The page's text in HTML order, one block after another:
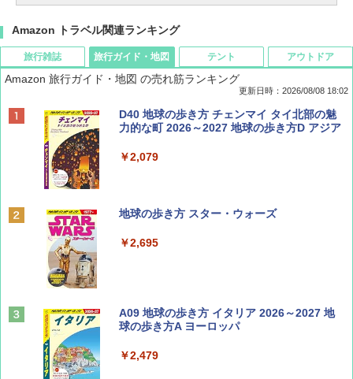
Amazon トラベル関連ランキング
旅行雑誌
BE-PAL(ビ-パル) 2026年 9 月号【特別付録:
SOTO ミニマル"旅"財布 ランダム2種】
￥1,500
ディズニーファン ２０２６年 ９月号 [雑
山と溪谷 2026年8月号「南アルプス大全」
旅行ガイド・地図
Amazon 旅行ガイド・地図 の売れ筋ランキング
更新日時：2026/08/08 18:02
D40 地球の歩き方 チェンマイ タイ北部の魅
力的な町 2026～2027 地球の歩き方D アジア
￥2,079
地球の歩き方 スター・ウォーズ
￥2,695
A09 地球の歩き方 イタリア 2026～2027 地
球の歩き方A ヨーロッパ
￥2,479
テント アウトドア